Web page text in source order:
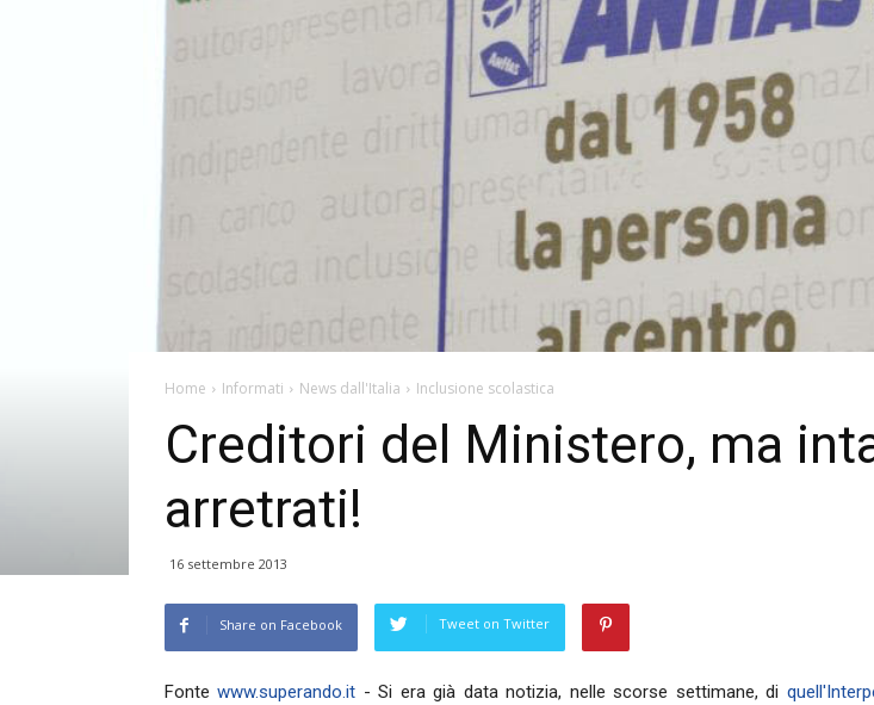
Home Informati News dall'Italia Inclusione scolastica
Creditori del Ministero, ma
arretrati!
16 settembre 2013
Share on Facebook Tweet on Twitter
Fontewww.superando.it - Si era già data notizia, nelle scorse settimane, di